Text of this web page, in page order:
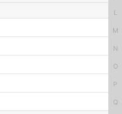
L
M
N
O
P
Q